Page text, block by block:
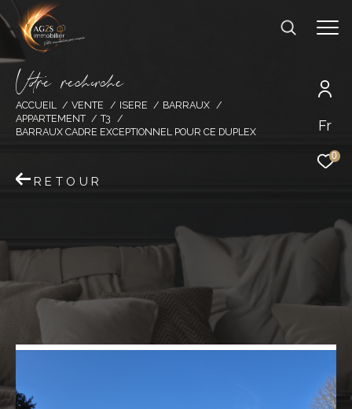
Fr
0
Vore recece
ACCUEIL VENTE ISERE
BARRAUX
APPARTEMENT
T3
BARRAUX CADRE EXCEPTIONNEL POUR CE DUPLEX
RETOUR